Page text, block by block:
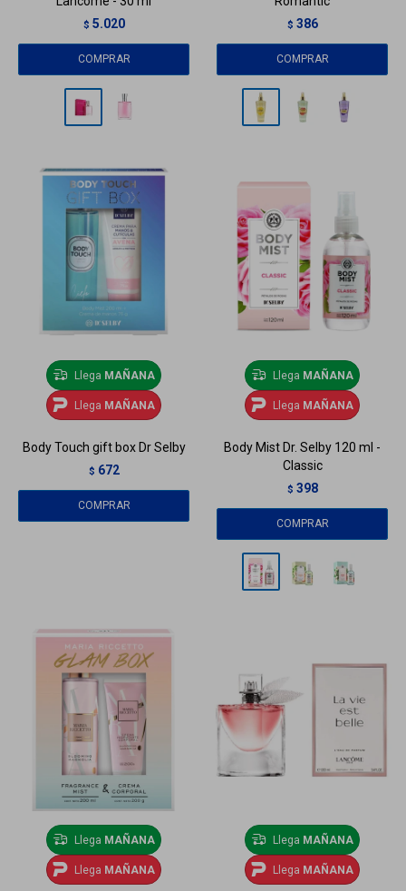
$ 5.020 $ 386
Llega MAÑANA
Llega MAÑANA
Body Touch gift box Dr Selby
$ 672
Llega MAÑANA
Llega MAÑANA
Body Mist Dr. Selby 120 ml -
Classic
$ 398
Llega MAÑANA
Llega MAÑANA
Llega MAÑANA
Llega MAÑANA